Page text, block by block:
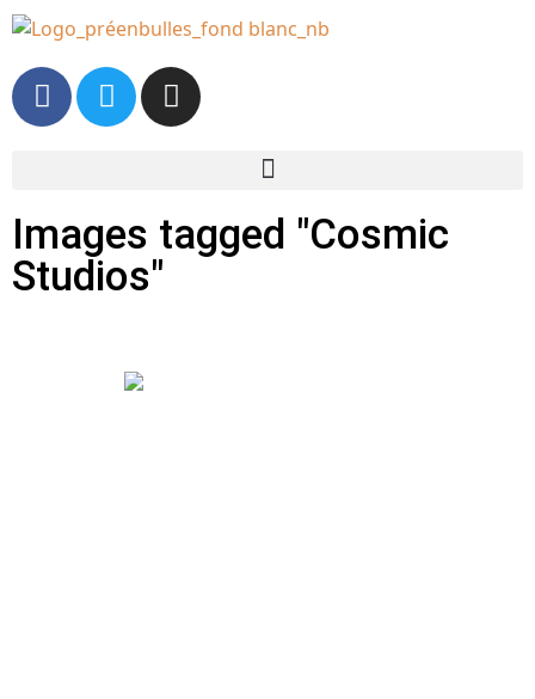
Images tagged "Cosmic
Studios"